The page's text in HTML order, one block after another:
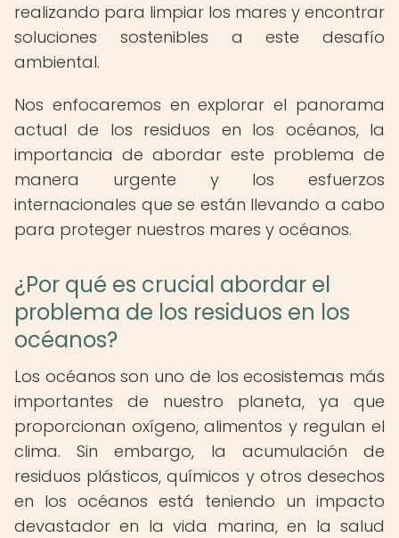
realizando para limpiar los mares y encontrar
soluciones sostenibles a este desafío
ambiental.
Nos enfocaremos en explorar el panorama
actual de los residuos en los océanos, la
importancia de abordar este problema de
manera urgente y los esfuerzos
internacionales que se están llevando a cabo
para proteger nuestros mares y océanos.
¿Por qué es crucial abordar el
problema de los residuos en los
océanos?
Los océanos son uno de los ecosistemas más
importantes de nuestro planeta, ya que
proporcionan oxígeno, alimentos y regulan el
clima. Sin embargo, la acumulación de
residuos plásticos, químicos y otros desechos
en los océanos está teniendo un impacto
devastador en la vida marina, en la salud